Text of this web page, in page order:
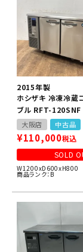
2015年製
ホシザキ 冷凍冷蔵
ブル RFT-120SNF
大阪店 中古品
¥110,000税込
SOLD
W1200xD600xH800
商品ランク：B